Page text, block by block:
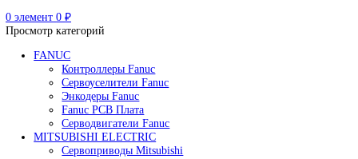
Редуктор Fanuc Робот
Робот Delta Fanuc
Робот Fanuc LR Mate
Робот Fanuc для сварки
элемент / 0₽
Меню